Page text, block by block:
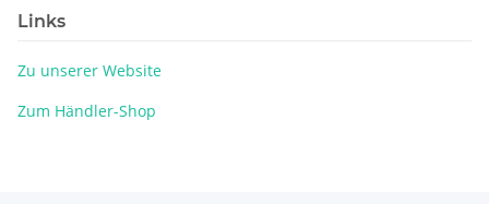
Links
Zu unserer Website
Zum Händler-Shop